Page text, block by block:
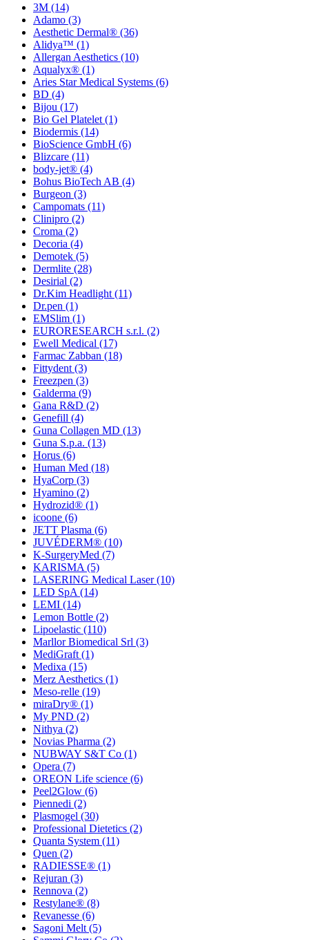
3M (14)
Adamo (3)
Aesthetic Dermal® (36)
Alidya™ (1)
Allergan Aesthetics (10)
Aqualyx® (1)
Aries Star Medical Systems (6)
BD (4)
Bijou (17)
Bio Gel Platelet (1)
Biodermis (14)
BioScience GmbH (6)
Blizcare (11)
body-jet® (4)
Bohus BioTech AB (4)
Burgeon (3)
Campomats (11)
Clinipro (2)
Croma (2)
Decoria (4)
Demotek (5)
Dermlite (28)
Desirial (2)
Dr.Kim Headlight (11)
Dr.pen (1)
EMSlim (1)
EURORESEARCH s.r.l. (2)
Ewell Medical (17)
Farmac Zabban (18)
Fittydent (3)
Freezpen (3)
Galderma (9)
Gana R&D (2)
Genefill (4)
Guna Collagen MD (13)
Guna S.p.a. (13)
Horus (6)
Human Med (18)
HyaCorp (3)
Hyamino (2)
Hydrozid® (1)
icoone (6)
JETT Plasma (6)
JUVÉDERM® (10)
K-SurgeryMed (7)
KARISMA (5)
LASERING Medical Laser(10)
LED SpA (14)
LEMI (14)
Lemon Bottle (2)
Lipoelastic (110)
Marllor Biomedical Srl (3)
MediGraft (1)
Medixa (15)
Merz Aesthetics (1)
Meso-relle (19)
miraDry® (1)
My PND (2)
Nithya (2)
Novias Pharma (2)
NUBWAY S&T Co (1)
Opera (7)
OREON Life science (6)
Peel2Glow (6)
Piennedi (2)
Plasmogel (30)
Professional Dietetics (2)
Quanta System (11)
Quen (2)
RADIESSE® (1)
Rejuran (3)
Rennova (2)
Restylane® (8)
Revanesse (6)
Sagoni Melt (5)